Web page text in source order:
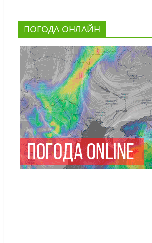
ПОГОДА ОНЛАЙН